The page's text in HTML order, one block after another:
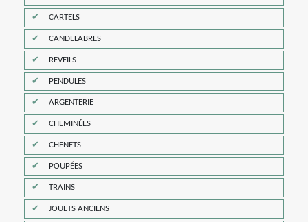
CARTELS
CANDELABRES
REVEILS
PENDULES
ARGENTERIE
CHEMINÉES
CHENETS
POUPÉES
TRAINS
JOUETS ANCIENS